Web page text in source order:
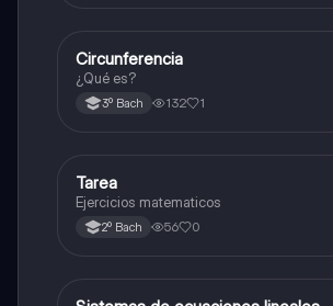
Geometría y trigonometría
Circunferencia
¿Qué es?
3º Bach 132 1
Matemáticas
Tarea
Ejercicios matematicos
2º Bach 56 0